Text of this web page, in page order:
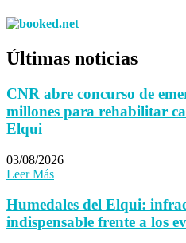
Últimas noticias
CNR abre concurso de
millones para rehabilitar
Elqui
03/08/2026
Leer Más
Humedales del Elqui:
indispensable frente a los